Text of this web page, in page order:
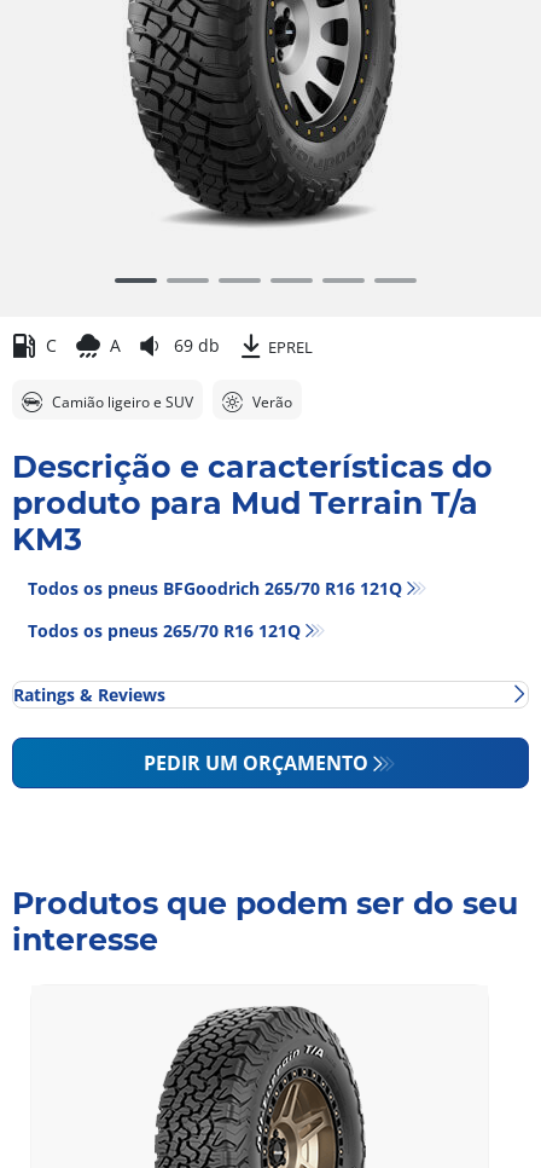
6
C A 69 db EPREL
Camião ligeiro e SUV Verão
Descrição e características do
produto para Mud Terrain T/a
KM3
Todos os pneus BFGoodrich 265/70 R16 121Q
Todos os pneus‎ 265/70 R16 121Q
Ratings & Reviews
1 Opiniões no perfil BFGoodrich Mud Terrain T/a
Utilizadores que
Recomendar este pneu
Classificação geral com base
em
5/5
Performance fora de série
Daniel - 2024-05-03
PEDIR UM ORÇAMENTO
Produtos que podem ser do seu
interesse